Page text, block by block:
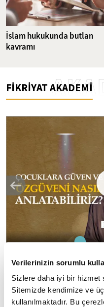
Verilerinizin sorumlu
Sizlere daha iyi bir hizmet
Sitemizde kendimize ve
kullanılmaktadır. Bu
İslam hukukunda butlan
kavramı
FİKRİYAT AKADEMİ
Çocuklara güven
anlatabiliriz? I
Kitap Dedektifi'nin yeni
1 2